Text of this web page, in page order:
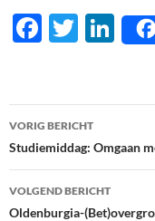
F
b
o
o
k
T
er
Li
n
e
dI
n
VORIG BERICHT
Studiemiddag: Omgaan
VOLGEND BERICHT
Oldenburgia-